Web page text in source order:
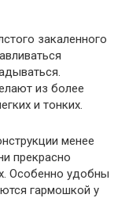
закаленного
из более
и тонких.
менее
прекрасно
Особенно удобны
гармошкой у